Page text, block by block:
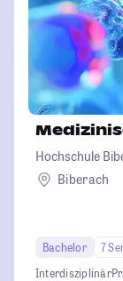
Hochschule
Biberach
Bachelor
7
Interdisziplinär